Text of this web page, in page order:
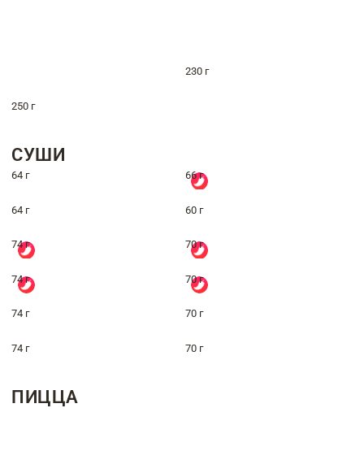
230 г
250 г
СУШИ
64 г 66 г
64 г 60 г
74 г 70 г
74 г 70 г
74 г 70 г
74 г 70 г
ПИЦЦА